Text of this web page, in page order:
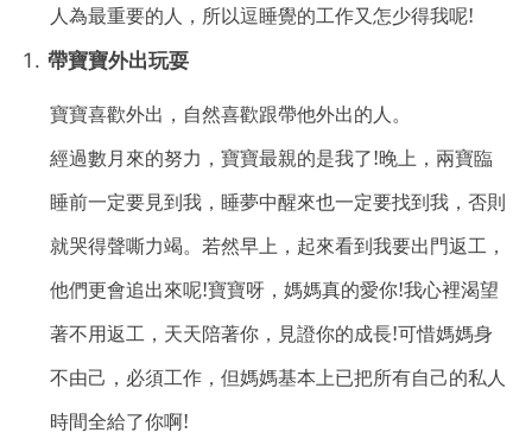
人為最重要的人 ，所以逗睡覺的工作又怎少得我呢!
帶寶寶外出玩耍
寶寶喜歡外出 ，自然喜歡跟帶他外出的人。
經過數月來的努力 ，寶寶最親的是我了!晚上，兩寶臨
睡前一定要見到我，睡夢中醒來也一定要找到我，否則
就哭得聲嘶力竭。若然早上 ，起來看到我要出門返工，
他們更會追出來呢!寶寶呀，媽媽真的愛你!我心裡渴望
著不用返工，天天陪著你，見證你的成長!可惜媽媽身
不由己，必須工作，但媽媽基本上已把所有自己的私人
時間全給了你啊!